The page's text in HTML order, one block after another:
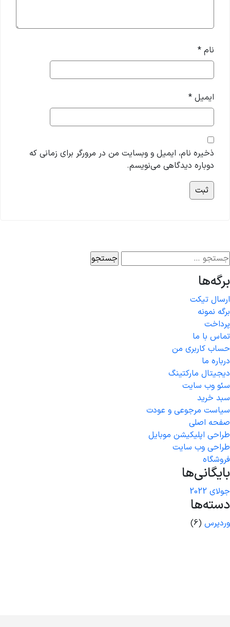
نام *
ایمیل *
ذخیره نام، ایمیل و وبسایت من در مرورگر برای زمانی که
دوباره دیدگاهی می‌نویسم.
برگه‌ها
ارسال تیکت
برگه نمونه
پرداخت
تماس با ما
حساب کاربری من
درباره ما
دیجیتال مارکتینگ
سئو وب سایت
سبد خرید
سیاست مرجوعی و عودت
صفحه اصلی
طراحی اپلیکیشن موبایل
طراحی وب سایت
فروشگاه
بایگانی‌ها
جولای 2022
دسته‌ها
وردپرس (6)